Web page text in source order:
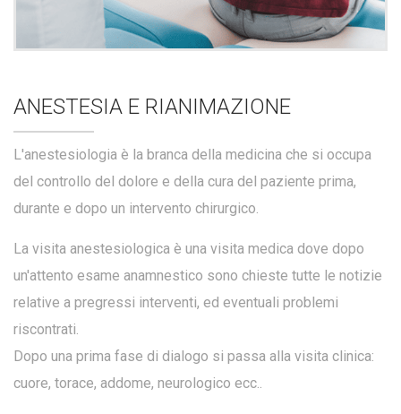
ANESTESIA E RIANIMAZIONE
L'anestesiologia è la branca della medicina che si occupa
del controllo del dolore e della cura del paziente prima,
durante e dopo un intervento chirurgico.
La visita anestesiologica è una visita medica dove dopo
un'attento esame anamnestico sono chieste tutte le notizie
relative a pregressi interventi, ed eventuali problemi
riscontrati.
Dopo una prima fase di dialogo si passa alla visita clinica:
cuore, torace, addome, neurologico ecc..